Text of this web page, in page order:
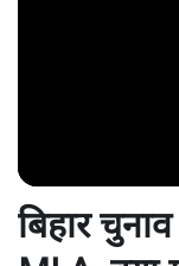
बिहार